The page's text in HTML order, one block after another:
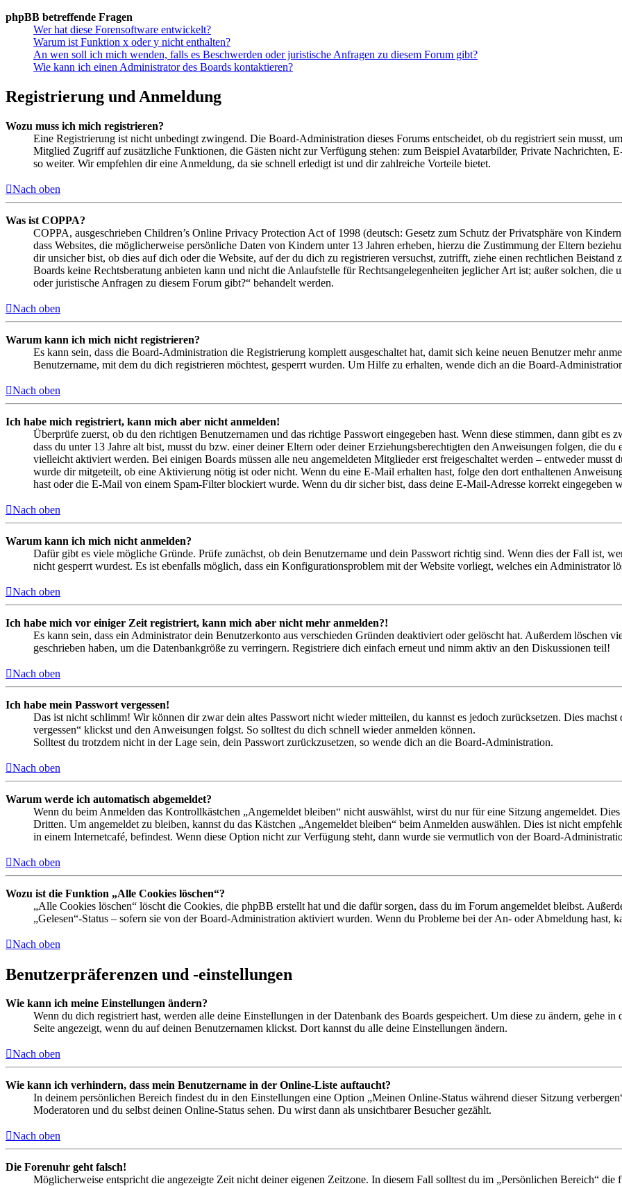
phpBB betreffende Fragen
Wer hat diese Forensoftware entwickelt?
Warum ist Funktion x oder y nicht enthalten?
An wen soll ich mich wenden, falls es Beschwerden oder juristische Anfragen zu diesem Forum gibt?
Wie kann ich einen Administrator des Boards kontaktieren?
Registrierung und Anmeldung
Wozu muss ich mich registrieren?
Eine Registrierung ist nicht unbedingt zwingend. Die Board-Administration dieses Forums entscheidet, ob du registriert sein musst,
Mitglied Zugriff auf zusätzliche Funktionen, die Gästen nicht zur Verfügung stehen: zum Beispiel Avatarbilder, Private Nachrichten,
so weiter. Wir empfehlen dir eine Anmeldung, da sie schnell erledigt ist und dir zahlreiche Vorteile bietet.
Nach oben
Was ist COPPA?
COPPA, ausgeschrieben Children’s Online Privacy Protection Act of 1998 (deutsch: Gesetz zum Schutz der Privatsphäre von
dass Websites, die möglicherweise persönliche Daten von Kindern unter 13 Jahren erheben, hierzu die Zustimmung der Eltern
dir unsicher bist, ob dies auf dich oder die Website, auf der du dich zu registrieren versuchst, zutrifft, ziehe einen rechtlichen
Boards keine Rechtsberatung anbieten kann und nicht die Anlaufstelle für Rechtsangelegenheiten jeglicher Art ist; außer solchen,
oder juristische Anfragen zu diesem Forum gibt?“ behandelt werden.
Nach oben
Warum kann ich mich nicht registrieren?
Es kann sein, dass die Board-Administration die Registrierung komplett ausgeschaltet hat, damit sich keine neuen Benutzer mehr
Benutzername, mit dem du dich registrieren möchtest, gesperrt wurden. Um Hilfe zu erhalten, wende dich an die Board-
Nach oben
Ich habe mich registriert, kann mich aber nicht anmelden!
Überprüfe zuerst, ob du den richtigen Benutzernamen und das richtige Passwort eingegeben hast. Wenn diese stimmen, dann gibt es
dass du unter 13 Jahre alt bist, musst du bzw. einer deiner Eltern oder deiner Erziehungsberechtigten den Anweisungen folgen, die
vielleicht aktiviert werden. Bei einigen Boards müssen alle neu angemeldeten Mitglieder erst freigeschaltet werden – entweder musst
wurde dir mitgeteilt, ob eine Aktivierung nötig ist oder nicht. Wenn du eine E-Mail erhalten hast, folge den dort enthaltenen
hast oder die E-Mail von einem Spam-Filter blockiert wurde. Wenn du dir sicher bist, dass deine E-Mail-Adresse korrekt eingegeben
Nach oben
Warum kann ich mich nicht anmelden?
Dafür gibt es viele mögliche Gründe. Prüfe zunächst, ob dein Benutzername und dein Passwort richtig sind. Wenn dies der Fall ist,
nicht gesperrt wurdest. Es ist ebenfalls möglich, dass ein Konfigurationsproblem mit der Website vorliegt, welches ein Administrator
Nach oben
Ich habe mich vor einiger Zeit registriert, kann mich aber nicht mehr anmelden?!
Es kann sein, dass ein Administrator dein Benutzerkonto aus verschieden Gründen deaktiviert oder gelöscht hat. Außerdem löschen
geschrieben haben, um die Datenbankgröße zu verringern. Registriere dich einfach erneut und nimm aktiv an den Diskussionen teil!
Nach oben
Ich habe mein Passwort vergessen!
Das ist nicht schlimm! Wir können dir zwar dein altes Passwort nicht wieder mitteilen, du kannst es jedoch zurücksetzen. Dies
vergessen“ klickst und den Anweisungen folgst. So solltest du dich schnell wieder anmelden können.
Solltest du trotzdem nicht in der Lage sein, dein Passwort zurückzusetzen, so wende dich an die Board-Administration.
Nach oben
Warum werde ich automatisch abgemeldet?
Wenn du beim Anmelden das Kontrollkästchen „Angemeldet bleiben“ nicht auswählst, wirst du nur für eine Sitzung angemeldet.
Dritten. Um angemeldet zu bleiben, kannst du das Kästchen „Angemeldet bleiben“ beim Anmelden auswählen. Dies ist nicht
in einem Internetcafé, befindest. Wenn diese Option nicht zur Verfügung steht, dann wurde sie vermutlich von der Board-
Nach oben
Wozu ist die Funktion „Alle Cookies löschen“?
„Alle Cookies löschen“ löscht die Cookies, die phpBB erstellt hat und die dafür sorgen, dass du im Forum angemeldet bleibst.
„Gelesen“-Status – sofern sie von der Board-Administration aktiviert wurden. Wenn du Probleme bei der An- oder Abmeldung hast,
Nach oben
Benutzerpräferenzen und -einstellungen
Wie kann ich meine Einstellungen ändern?
Wenn du dich registriert hast, werden alle deine Einstellungen in der Datenbank des Boards gespeichert. Um diese zu ändern, gehe
Seite angezeigt, wenn du auf deinen Benutzernamen klickst. Dort kannst du alle deine Einstellungen ändern.
Nach oben
Wie kann ich verhindern, dass mein Benutzername in der Online-Liste auftaucht?
In deinem persönlichen Bereich findest du in den Einstellungen eine Option „Meinen Online-Status während dieser Sitzung
Moderatoren und du selbst deinen Online-Status sehen. Du wirst dann als unsichtbarer Besucher gezählt.
Nach oben
Die Forenuhr geht falsch!
Möglicherweise entspricht die angezeigte Zeit nicht deiner eigenen Zeitzone. In diesem Fall solltest du im „Persönlichen Bereich“